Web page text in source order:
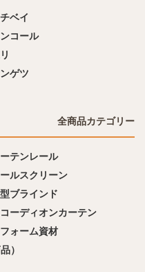
ベイ
コール
ゲツ
全商品カテゴリー
テンレール
ルスクリーン
ブラインド
ーディオンカーテン
ォーム資材
）